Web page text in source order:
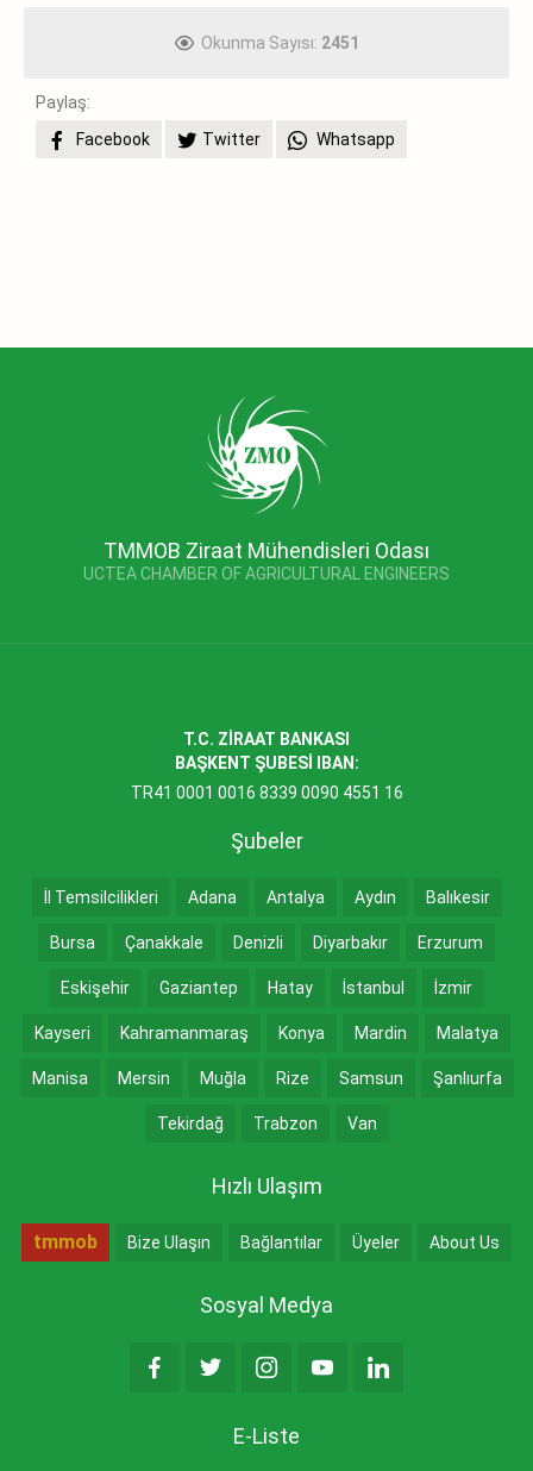
Okunma Sayısı: 2451
Paylaş:
Facebook
Twitter Whatsapp
TMMOB Ziraat Mühendisleri Odası
UCTEA CHAMBER OF AGRICULTURAL ENGINEERS
T.C. ZİRAAT BANKASI
BAŞKENT ŞUBESİ IBAN:
TR41 0001 0016 8339 0090 4551 16
Şubeler
İl Temsilcilikleri Adana Antalya Aydın Balıkesir
Bursa Çanakkale Denizli Diyarbakır Erzurum
Eskişehir Gaziantep Hatay İstanbul İzmir
Kayseri Kahramanmaraş Konya Mardin Malatya
Manisa Mersin Muğla Rize Samsun Şanlıurfa
Tekirdağ Trabzon Van
Hızlı Ulaşım
tmmob Bize Ulaşın Bağlantılar Üyeler About Us
Sosyal Medya
E-Liste